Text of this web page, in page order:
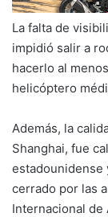
La falta de
impidió salir a
hacerlo al
helicóptero
Además, la
Shanghai, fue
estadounidense
cerrado por las
Internacional de